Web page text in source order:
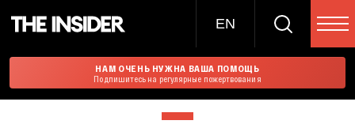
EN
НАМ ОЧЕНЬ НУЖНА ВАША ПОМОЩЬ
Подпишитесь на регулярные пожертвования